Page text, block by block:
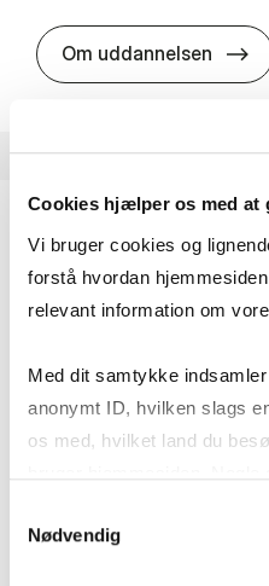
Cookies hjælper os med at
Vi bruger cookies og
forstå hvordan
relevant information om
Med dit samtykke
anonymt ID, hvilken slags
os med, hvilket land du
markedsføring. Du
Nødvendig
Om uddannelsen
HA(fil.) -
virksomheder møder i
effektivitet og…
Økonomi og matematik